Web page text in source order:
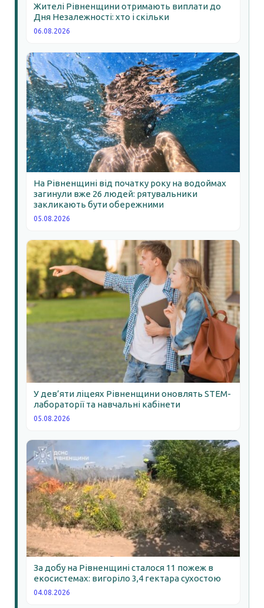
Жителі Рівненщини отримають виплати до
Дня Незалежності: хто і скільки
06.08.2026
На Рівненщині від початку року на водоймах
загинули вже 26 людей: рятувальники
закликають бути обережними
05.08.2026
У дев’яти ліцеях Рівненщини оновлять STEM-
лабораторії та навчальні кабінети
05.08.2026
За добу на Рівненщині сталося 11 пожеж в
екосистемах: вигоріло 3,4 гектара сухостою
04.08.2026